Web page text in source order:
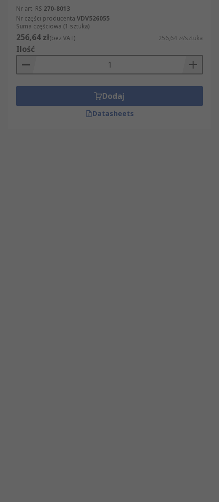
Nr art. RS 270-8013
Nr części producenta VDV526055
Suma częściowa (1 sztuka)
256,64 zł(bez VAT) 256,64 zł/sztuka
Ilość
Dodaj
Datasheets